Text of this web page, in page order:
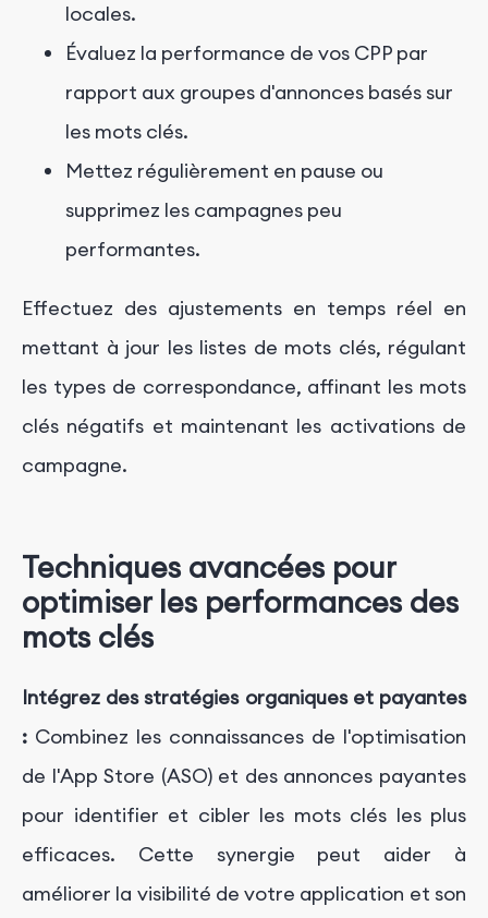
locales.
Évaluez la performance de vos CPP par
rapport aux groupes d'annonces basés sur
les mots clés.
Mettez régulièrement en pause ou
supprimez les campagnes peu
performantes.
Effectuez des ajustements en temps réel en
mettant à jour les listes de mots clés, régulant
les types de correspondance, affinant les mots
clés négatifs et maintenant les activations de
campagne.
Techniques avancées pour
optimiser les performances des
mots clés
Intégrez des stratégies organiques et payantes
: Combinez les connaissances de l'optimisation
de l'App Store (ASO) et des annonces payantes
pour identifier et cibler les mots clés les plus
efficaces. Cette synergie peut aider à
améliorer la visibilité de votre application et son